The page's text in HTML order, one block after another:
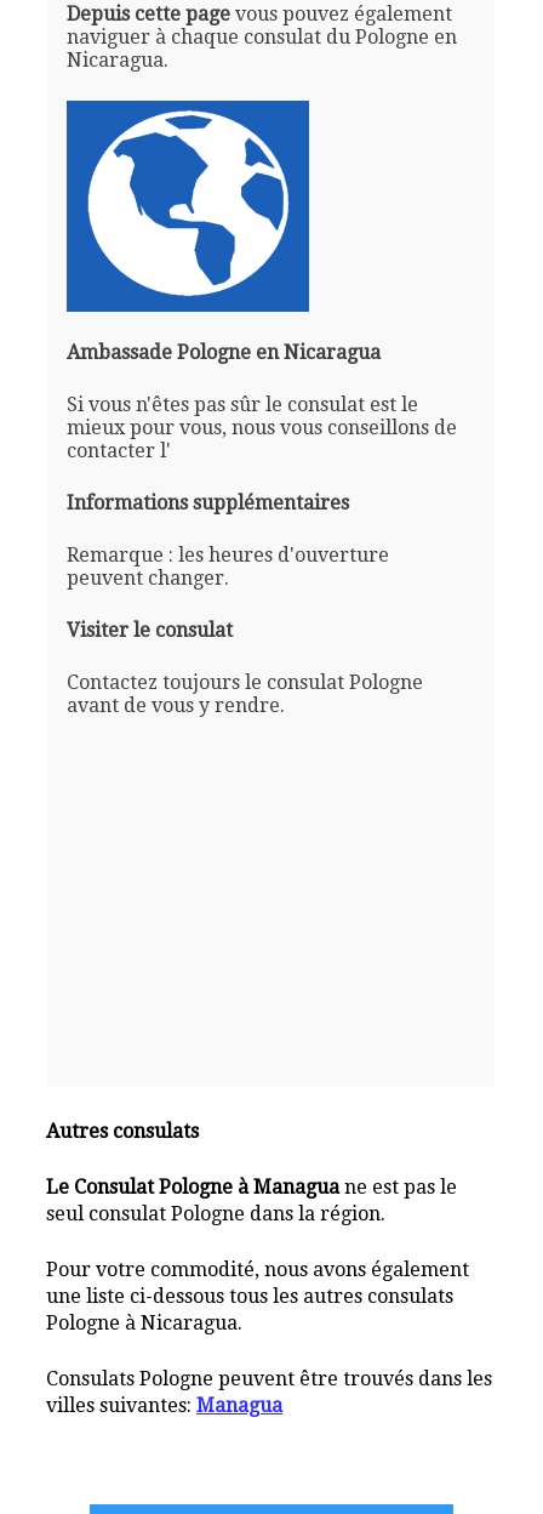
Depuis cette pagevous pouvez également
naviguer à chaque consulat du Pologne en
Nicaragua.
Ambassade Pologne en Nicaragua
Si vous n'êtes pas sûr le consulat est le
mieux pour vous, nous vous conseillons de
contacter l'
Informations supplémentaires
Remarque : les heures d'ouverture
peuvent changer.
Visiter le consulat
Contactez toujours le consulat Pologne
avant de vous y rendre.
Autres consulats
Le Consulat Pologne à Managuane est pas le
seul consulat Pologne dans la région.
Pour votre commodité, nous avons également
une liste ci-dessous tous les autres consulats
Pologne à Nicaragua.
Consulats Pologne peuvent être trouvés dans les
villes suivantes:Managua